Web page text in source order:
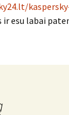
ir esu labai